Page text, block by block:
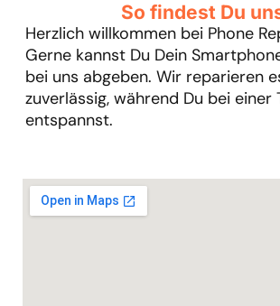
So findest Du
Herzlich willkommen bei Phone
Gerne kannst Du Dein
bei uns abgeben. Wir reparieren
zuverlässig, während Du bei einer
entspannst.